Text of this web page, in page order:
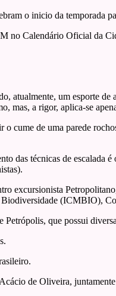
o inicio da temporada
no Calendário Oficial da
atualmente, um esporte
mas, a rigor, aplica-se
cume de uma parede
das técnicas de
excursionista
(ICMBIO),
que possui
de Oliveira,